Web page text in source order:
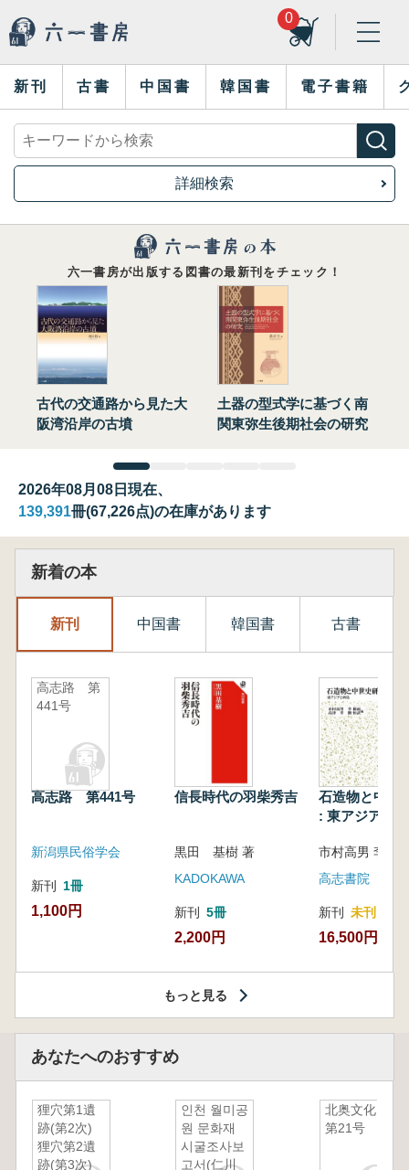
0
新刊 古書 中国書 韓国書 電子書籍
詳細検索
六一書房が出版する図書の最新刊をチェック！
古代の交通路から見た大
阪湾沿岸の古墳
土器の型式学に基づく南
関東弥生後期社会の研究
2026年08月08日現在、
139,391冊(67,226点)の在庫があります
新着の本
新刊 中国書 韓国書 古書
高志路 第
441号
高志路 第441号
新潟県民俗学会
新刊 1冊
1,100円
信長時代の羽柴秀吉
黒田 基樹 著
KADOKAWA
新刊 5冊
2,200円
石造物と中世
: 東アジアと
高志書院
新刊 未刊
16,500円
もっと見る
あなたへのおすすめ
狸穴第1遺
跡(第2次)
狸穴第2遺
跡(第3次)
인천 월미공
원 문화재
시굴조사보
고서(仁川
北奥文化
第21号